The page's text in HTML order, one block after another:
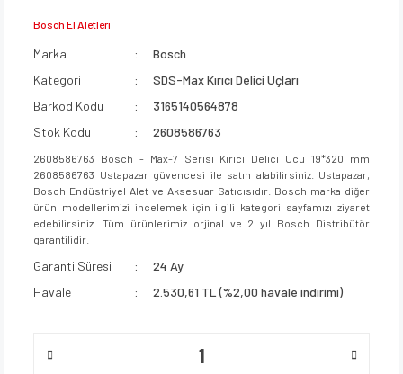
Bosch El Aletleri
Marka
Bosch
Kategori
SDS-Max Kırıcı Delici Uçları
Barkod Kodu
3165140564878
Stok Kodu
2608586763
2608586763 Bosch - Max-7 Serisi Kırıcı Delici Ucu 19*320 mm
2608586763 Ustapazar güvencesi ile satın alabilirsiniz. Ustapazar,
Bosch Endüstriyel Alet ve Aksesuar Satıcısıdır. Bosch marka diğer
ürün modellerimizi incelemek için ilgili kategori sayfamızı ziyaret
edebilirsiniz. Tüm ürünlerimiz orjinal ve 2 yıl Bosch Distribütör
garantilidir.
Garanti Süresi
24 Ay
Havale
2.530,61 TL (%2,00 havale indirimi)